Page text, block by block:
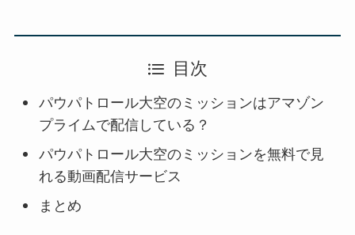
目次
パウパトロール大空のミッションはアマゾン
プライムで配信している？
パウパトロール大空のミッションを無料で見
れる動画配信サービス
まとめ